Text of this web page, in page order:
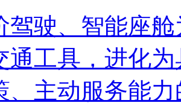
驾驶、智能座
通工具，进化
、主动服务能